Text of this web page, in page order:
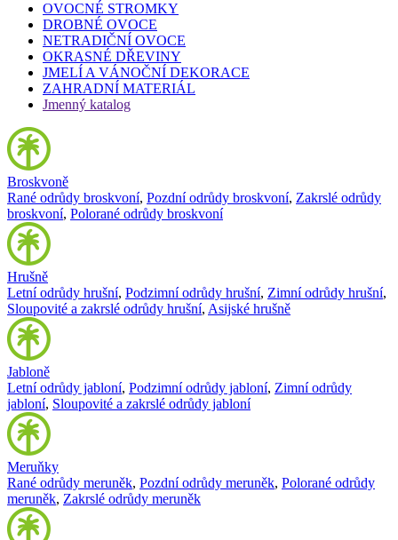
OVOCNÉ STROMKY
DROBNÉ OVOCE
NETRADIČNÍ OVOCE
OKRASNÉ DŘEVINY
JMELÍ A VÁNOČNÍ DEKORACE
ZAHRADNÍ MATERIÁL
Jmenný katalog
Broskvoně
Rané odrůdy broskvoní, Pozdní odrůdy broskvoní, Zakrslé odrůdy
broskvoní, Polorané odrůdy broskvoní
Hrušně
Letní odrůdy hrušní, Podzimní odrůdy hrušní, Zimní odrůdy hrušní,
Sloupovité a zakrslé odrůdy hrušní, Asijské hrušně
Jabloně
Letní odrůdy jabloní, Podzimní odrůdy jabloní, Zimní odrůdy
jabloní, Sloupovité a zakrslé odrůdy jabloní
Meruňky
Rané odrůdy meruněk, Pozdní odrůdy meruněk, Polorané odrůdy
meruněk, Zakrslé odrůdy meruněk